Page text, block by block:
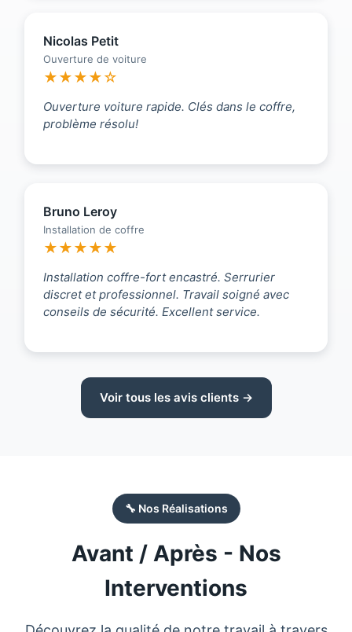
Nicolas Petit
Ouverture de voiture
★★★★☆
Ouverture voiture rapide. Clés dans le coffre,
problème résolu!
Bruno Leroy
Installation de coffre
★★★★★
Installation coffre-fort encastré. Serrurier
discret et professionnel. Travail soigné avec
conseils de sécurité. Excellent service.
Voir tous les avis clients →
🔧 Nos Réalisations
Avant / Après - Nos
Interventions